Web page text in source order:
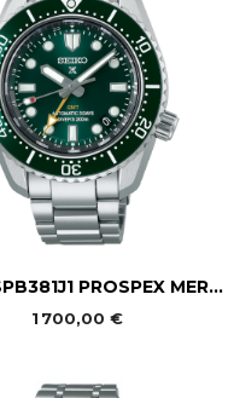
Aperçu rapide
PROSPEX MER...
1 700,00 €